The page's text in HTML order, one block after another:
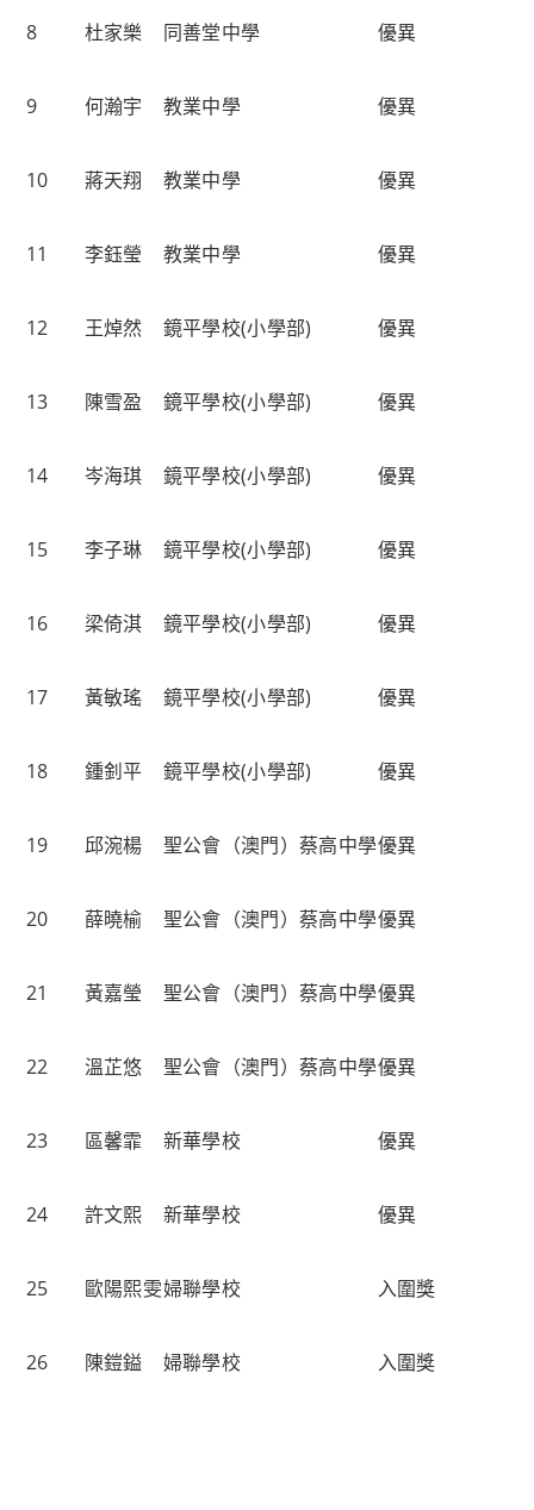
8 杜家樂 同善堂中學 優異
9 何瀚宇 教業中學 優異
10 蔣天翔 教業中學 優異
11 李鈺瑩 教業中學 優異
12 王焯然 鏡平學校(小學部) 優異
13 陳雪盈 鏡平學校(小學部) 優異
14 岑海琪 鏡平學校(小學部) 優異
15 李子琳 鏡平學校(小學部) 優異
16 梁倚淇 鏡平學校(小學部) 優異
17 黃敏瑤 鏡平學校(小學部) 優異
18 鍾釗平 鏡平學校(小學部) 優異
19 邱涴楊 聖公會（澳門）蔡高中學優異
20 薛曉榆 聖公會（澳門）蔡高中學優異
21 黃嘉瑩 聖公會（澳門）蔡高中學優異
22 溫芷悠 聖公會（澳門）蔡高中學優異
23 區馨霏 新華學校 優異
24 許文熙 新華學校 優異
25 歐陽熙雯婦聯學校 入圍獎
26 陳鎧鎰 婦聯學校 入圍獎